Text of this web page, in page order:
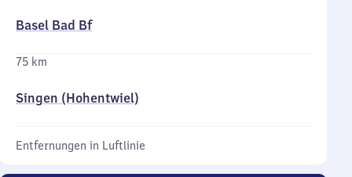
Basel Bad Bf
75 km
Singen (Hohentwiel)
Entfernungen in Luftlinie